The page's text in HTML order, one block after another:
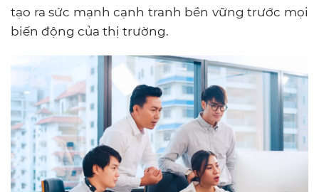
tạo ra sức mạnh cạnh tranh bền vững trước mọi
biến động của thị trường.